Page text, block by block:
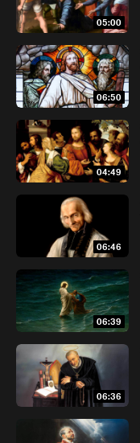
05:00
06:50
04:49
06:46
06:39
06:36